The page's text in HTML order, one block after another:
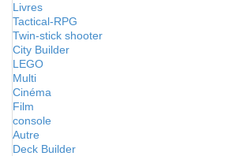
Livres
Tactical-RPG
Twin-stick shooter
City Builder
LEGO
Multi
Cinéma
Film
console
Autre
Deck Builder